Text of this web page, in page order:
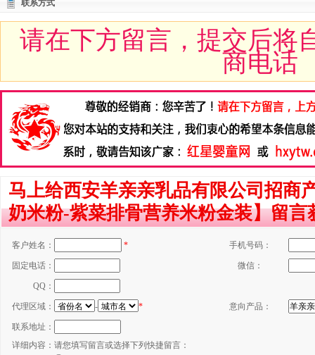
联系方式
请在下方留言，提交后将
商电话
马上给西安羊亲亲乳品有限公司招商
奶米粉-紫菜排骨营养米粉金装】留言
客户姓名： * 手机号码：
固定电话： 微信：
QQ：
代理区域： - * 意向产品：
联系地址：
详细内容： 请您填写留言或选择下列快捷留言：